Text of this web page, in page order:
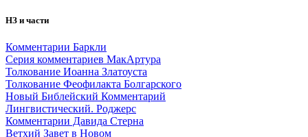
НЗ и части
Комментарии Баркли
Серия комментариев МакАртура
Толкование Иоанна Златоуста
Толкование Феофилакта Болгарского
Новый Библейский Комментарий
Лингвистический. Роджерс
Комментарии Давида Стерна
Ветхий Завет в Новом